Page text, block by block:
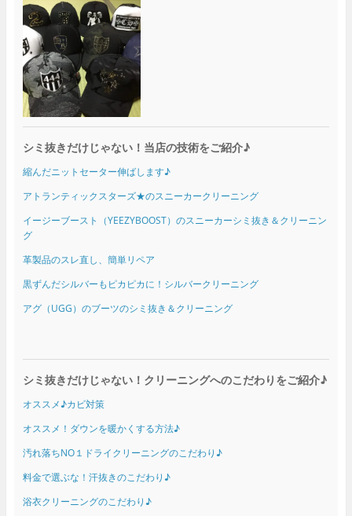
シミ抜きだけじゃない！当店の技術をご紹介♪
縮んだニットセーター伸ばします♪
アトランティックスターズ★のスニーカークリーニング
イージーブースト（YEEZYBOOST）のスニーカーシミ抜き＆クリーニン
グ
革製品のスレ直し、簡単リペア
黒ずんだシルバーもピカピカに！シルバークリーニング
アグ（UGG）のブーツのシミ抜き＆クリーニング
シミ抜きだけじゃない！クリーニングへのこだわりをご紹介♪
オススメ♪カビ対策
オススメ！ダウンを暖かくする方法♪
汚れ落ちNO１ドライクリーニングのこだわり♪
料金で選ぶな！汗抜きのこだわり♪
浴衣クリーニングのこだわり♪